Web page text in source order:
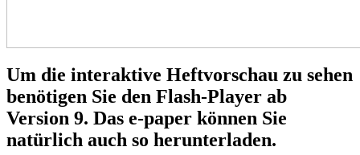
Um die interaktive Heftvorschau zu sehen
benötigen Sie den Flash-Player ab
Version 9. Das e-paper können Sie
natürlich auch so herunterladen.